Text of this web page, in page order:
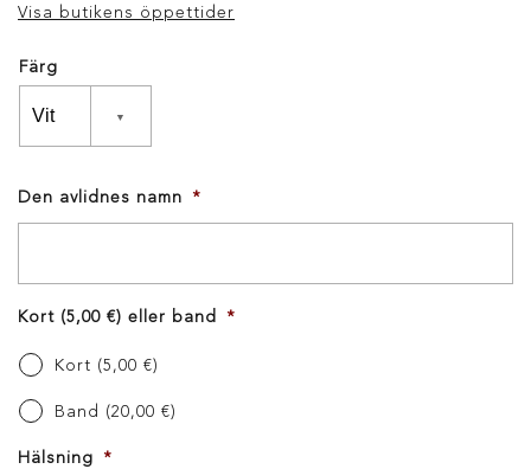
Visa butikens öppettider
Färg
Den avlidnes namn *
Kort (5,00 €) eller band *
Kort (5,00 €)
Band (20,00 €)
Hälsning *